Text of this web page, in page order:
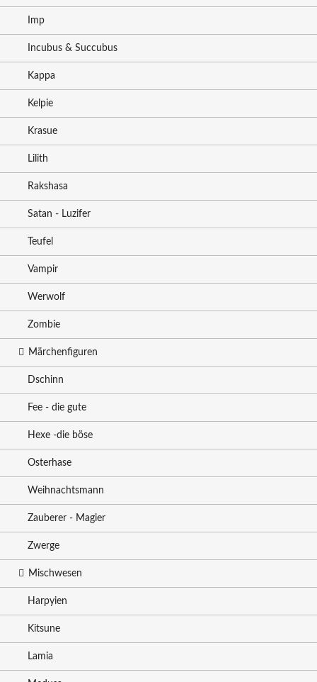
Imp
Incubus & Succubus
Kappa
Kelpie
Krasue
Lilith
Rakshasa
Satan - Luzifer
Teufel
Vampir
Werwolf
Zombie
Märchenfiguren
Dschinn
Fee - die gute
Hexe -die böse
Osterhase
Weihnachtsmann
Zauberer - Magier
Zwerge
Mischwesen
Harpyien
Kitsune
Lamia